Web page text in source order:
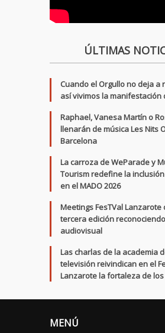
ÚLTIMAS
Cuando el Orgullo no deja a
así vivimos la manifestación
Raphael, Vanesa Martín o
llenarán de música Les Nits
Barcelona
La carroza de WeParade y
Tourism redefine la
en el MADO 2026
Meetings FesTVal Lanzarote
tercera edición
audiovisual
Las charlas de la academia
televisión reivindican en el
Lanzarote la fortaleza de
MENÚ